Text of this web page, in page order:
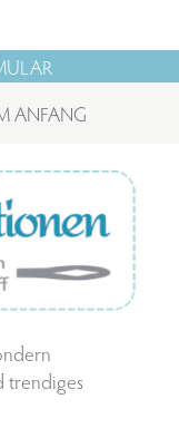
ANFANG
trendiges